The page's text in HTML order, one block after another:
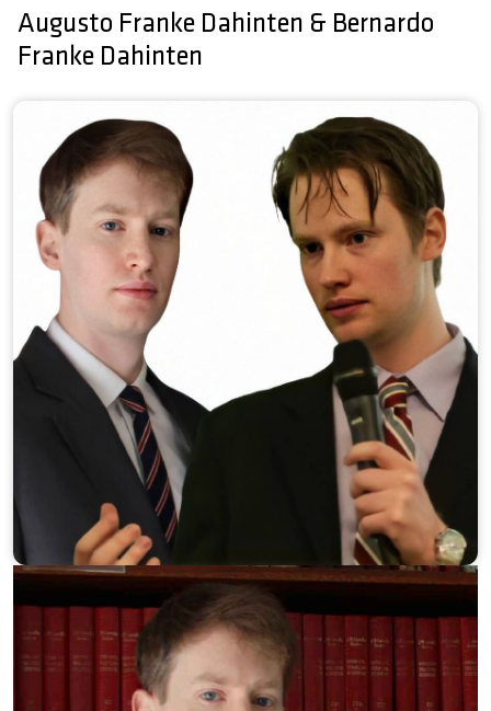
Augusto Franke Dahinten & Bernardo
Franke Dahinten